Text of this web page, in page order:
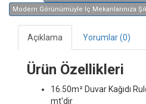
Modern Görünümüyle Iç Mekanlarınıza
Açıklama Yorumlar (0)
Ürün Özellikleri
16.50m² Duvar Kağıdı
mt'dir